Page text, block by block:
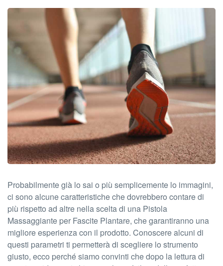
Probabilmente già lo sai o più semplicemente lo immagini,
ci sono alcune caratteristiche che dovrebbero contare di
più rispetto ad altre nella scelta di una Pistola
Massaggiante per Fascite Plantare, che garantiranno una
migliore esperienza con il prodotto. Conoscere alcuni di
questi parametri ti permetterà di scegliere lo strumento
giusto, ecco perché siamo convinti che dopo la lettura di